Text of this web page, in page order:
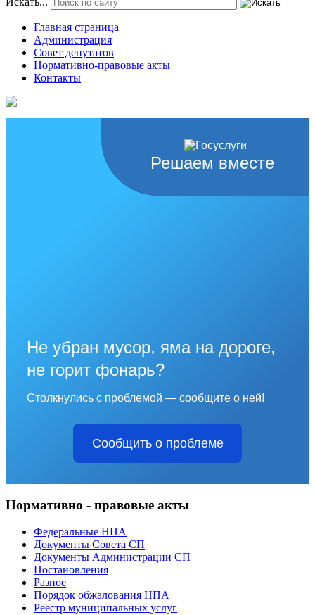
Главная страница
Администрация
Совет депутатов
Нормативно-правовые акты
Контакты
Решаем вместе
Не убран мусор, яма на дороге,
не горит фонарь?
Столкнулись с проблемой — сообщите о ней!
Сообщить о проблеме
Нормативно - правовые акты
Федеральные НПА
Документы Совета СП
Документы Администрации СП
Постановления
Разное
Порядок обжалования НПА
Реестр муниципальных услуг